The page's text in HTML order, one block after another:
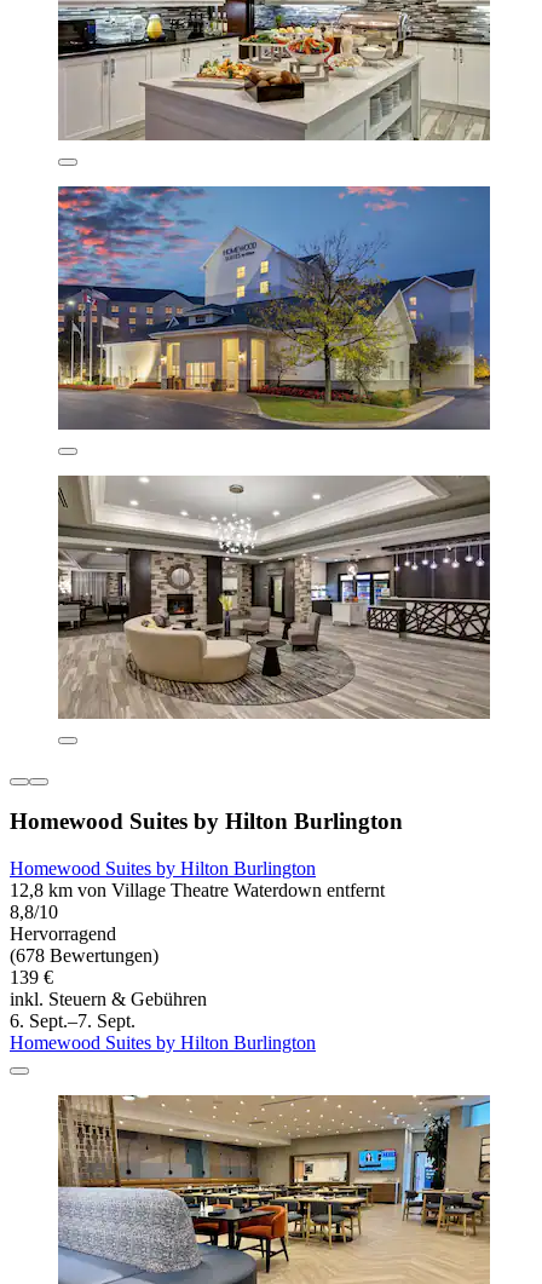
Homewood Suites by Hilton Burlington
Homewood Suites by Hilton Burlington
12,8 km von Village Theatre Waterdown entfernt
8,8/10
Hervorragend
(678 Bewertungen)
139 €
inkl. Steuern & Gebühren
6. Sept.–7. Sept.
Homewood Suites by Hilton Burlington